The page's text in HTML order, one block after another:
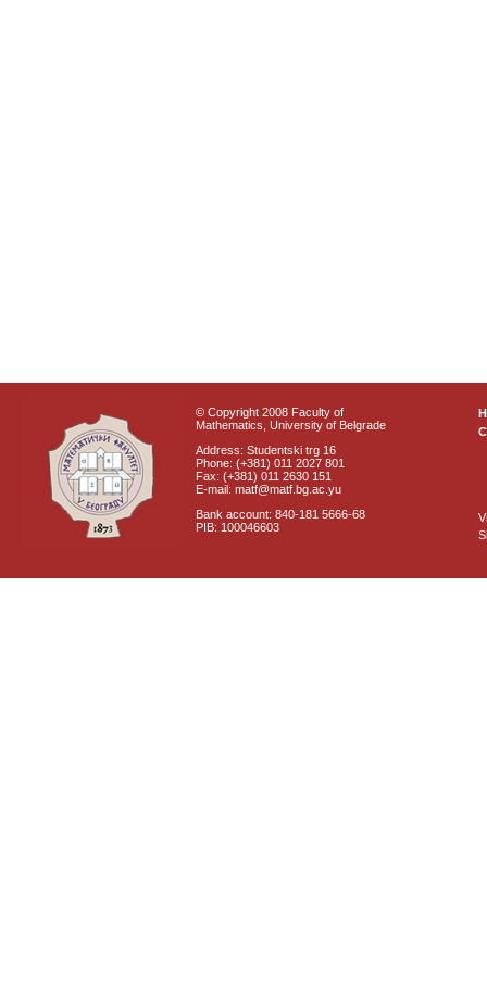
© Copyright 2008 Faculty of
Mathematics, University of Belgrade
Address: Studentski trg 16
Phone: (+381) 011 2027 801
Fax: (+381) 011 2630 151
E-mail: matf@matf.bg.ac.yu
Bank account: 840-181 5666-68
PIB: 100046603